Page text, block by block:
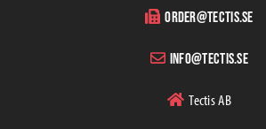
Rebaring, Spacers, Wedges
order@tectis.se
info@tectis.se
Tectis AB